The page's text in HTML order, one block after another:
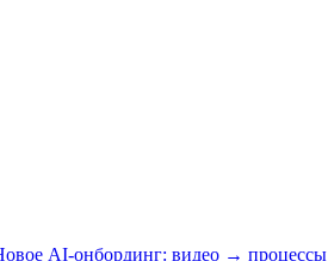
AI-онбординг: видео → процессы